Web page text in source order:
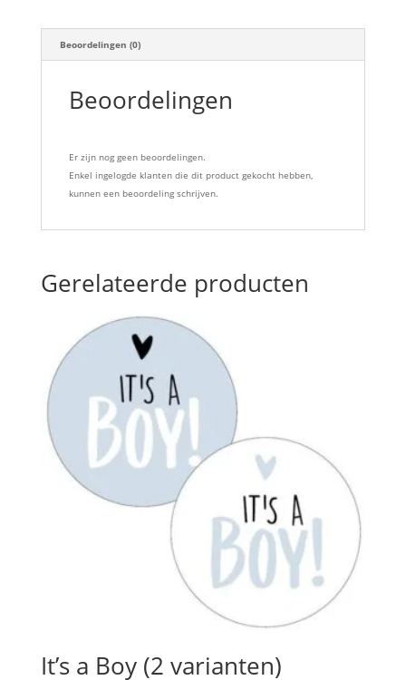
Beoordelingen (0)
Beoordelingen
Er zijn nog geen beoordelingen.
Enkel ingelogde klanten die dit product gekocht hebben,
kunnen een beoordeling schrijven.
Gerelateerde producten
It’s a Boy (2 varianten)